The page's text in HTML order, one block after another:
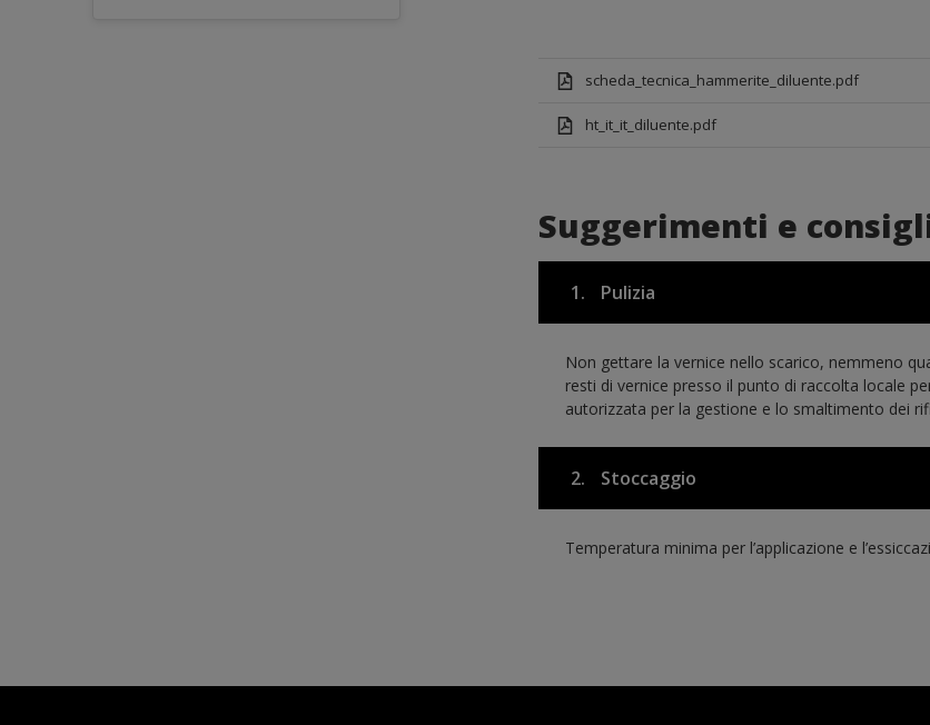
scheda_tecnica_hammerite_diluente.pdf
ht_it_it_diluente.pdf
Suggerimenti e
1. Pulizia
Non gettare la vernice nello scarico, nemmeno
resti di vernice presso il punto di raccolta locale
autorizzata per la gestione e lo smaltimento dei
2. Stoccaggio
Temperatura minima per l’applicazione e